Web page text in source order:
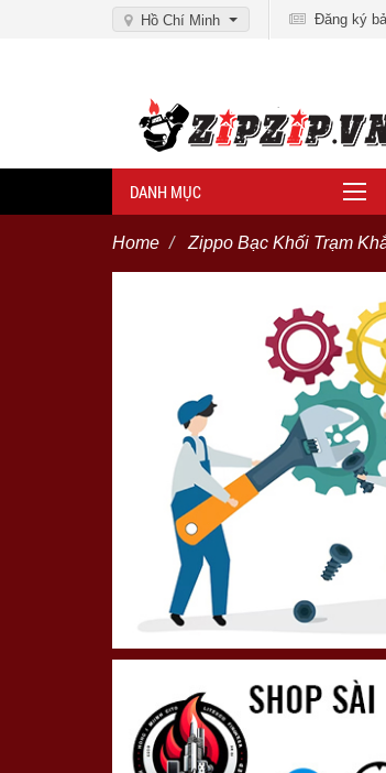
Hồ Chí Minh Đăng ký
DANH MỤC
Home Zippo Bạc Khối Trạm